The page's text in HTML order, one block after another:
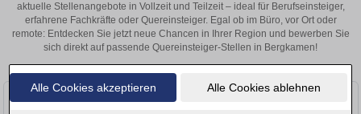
Alle Cookies akzeptieren Alle Cookies ablehnen
aktuelle Stellenangebote in Vollzeit und Teilzeit – ideal für Berufseinsteiger,
erfahrene Fachkräfte oder Quereinsteiger. Egal ob im Büro, vor Ort oder
remote: Entdecken Sie jetzt neue Chancen in Ihrer Region und bewerben Sie
sich direkt auf passende Quereinsteiger-Stellen in Bergkamen!